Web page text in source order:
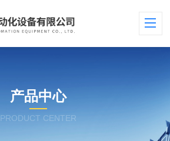
产品中心
PRODUCT CENTER